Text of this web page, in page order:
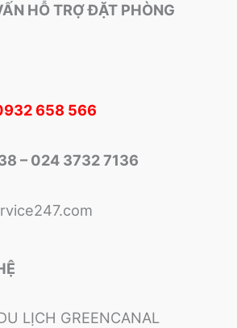
HỖ TRỢ ĐẶT PHÒNG
658 566
– 024 3732 7136
LỊCH GREENCANAL